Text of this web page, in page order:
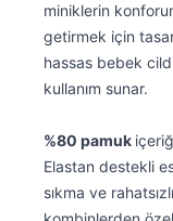
miniklerin
getirmek için
hassas bebek
kullanım sunar.
%80 pamuk
Elastan destekli
sıkma ve